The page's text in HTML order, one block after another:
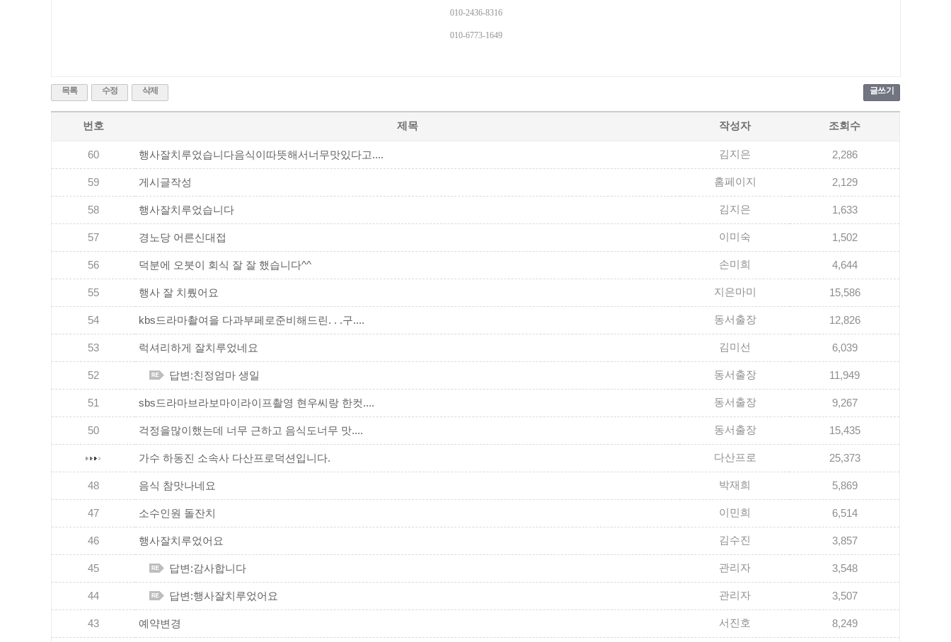
010-2436-8316
010-6773-1649
목록 수정 삭제 글쓰기
번호 제목 작성자 조회수
60 행사잘치루었습니다음식이따뜻해서너무맛있다고.... 김지은 2,286
59 게시글작성 홈페이지 2,129
58 행사잘치루었습니다 김지은 1,633
57 경노당 어른신대접 이미숙 1,502
56 덕분에 오붓이 회식 잘 잘 했습니다^^ 손미희 4,644
55 행사 잘 치뤘어요 지은마미 15,586
54 kbs드라마촬여을 다과부페로준비해드린. . .구.... 동서출장 12,826
53 럭셔리하게 잘치루었네요 김미선 6,039
52 답변:친정엄마 생일 동서출장 11,949
51 sbs드라마브라보마이라이프촬영 현우씨랑 한컷.... 동서출장 9,267
50 걱정을많이했는데 너무 근하고 음식도너무 맛.... 동서출장 15,435
가수 하동진 소속사 다산프로덕션입니다. 다산프로 25,373
48 음식 참맛나네요 박재희 5,869
47 소수인원 돌잔치 이민희 6,514
46 행사잘치루었어요 김수진 3,857
45 답변:감사합니다 관리자 3,548
44 답변:행사잘치루었어요 관리자 3,507
43 예약변경 서진호 8,249